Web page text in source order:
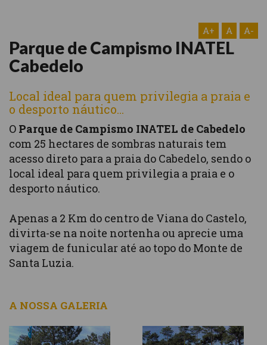
A+ A A-
Parque de Campismo INATEL
Cabedelo
Local ideal para quem privilegia a praia e
o desporto náutico...
O Parque de Campismo INATEL de Cabedelo
com 25 hectares de sombras naturais tem
acesso direto para a praia do Cabedelo, sendo o
local ideal para quem privilegia a praia e o
desporto náutico.
Apenas a 2 Km do centro de Viana do Castelo,
divirta-se na noite nortenha ou aprecie uma
viagem de funicular até ao topo do Monte de
Santa Luzia.
A NOSSA GALERIA